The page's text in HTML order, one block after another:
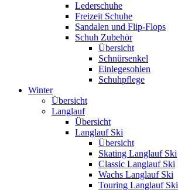
Lederschuhe
Freizeit Schuhe
Sandalen und Flip-Flops
Schuh Zubehör
Übersicht
Schnürsenkel
Einlegesohlen
Schuhpflege
Winter
Übersicht
Langlauf
Übersicht
Langlauf Ski
Übersicht
Skating Langlauf Ski
Classic Langlauf Ski
Wachs Langlauf Ski
Touring Langlauf Ski